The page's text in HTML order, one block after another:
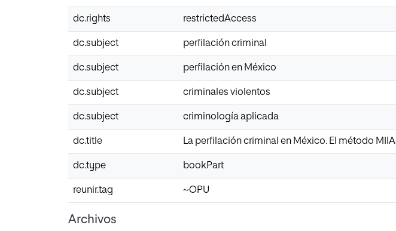
dc.rights restrictedAccess
dc.subject perfilación criminal
dc.subject perfilación en México
dc.subject criminales violentos
dc.subject criminología aplicada
dc.title La perfilación criminal en México. El método MIIA
dc.type bookPart
reunir.tag ~OPU
Archivos